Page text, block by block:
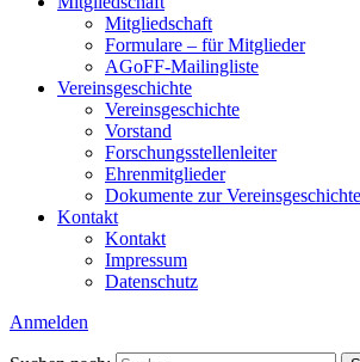
Mitgliedschaft
Formulare – für Mitglieder
AGoFF-Mailingliste
Vereinsgeschichte
Vereinsgeschichte
Vorstand
Forschungsstellenleiter
Ehrenmitglieder
Dokumente zur
Kontakt
Kontakt
Impressum
Datenschutz
Anmelden